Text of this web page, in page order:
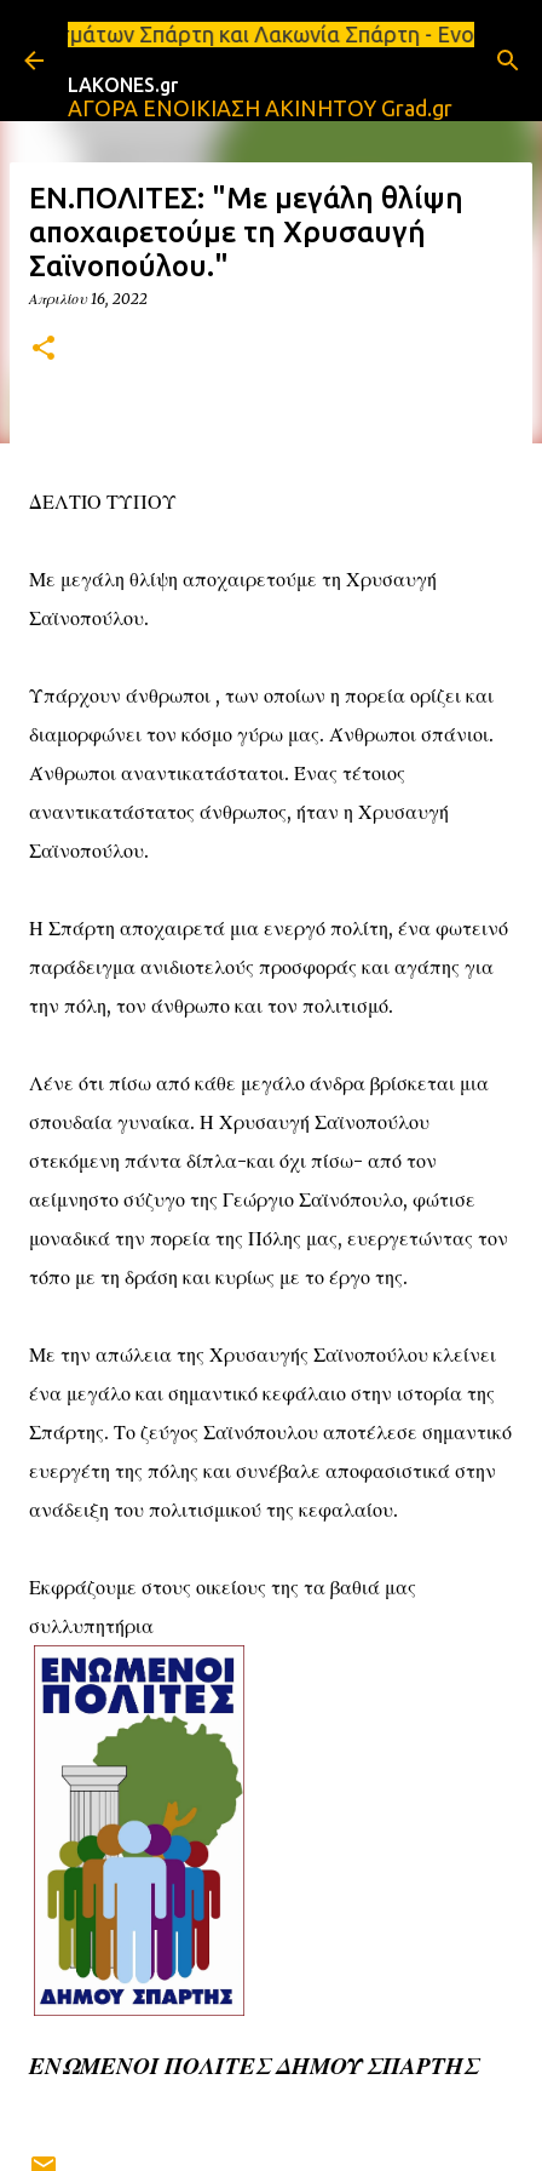
Μετάβαση στο κύριο περιεχόμενο
και Λακωνία Σπάρτη - Ενοικιάζεται
LAKONES.gr
ΑΓΟΡΑ ΕΝΟΙΚΙΑΣΗ ΑΚΙΝΗΤΟΥ Grad.gr
ΕΝ.ΠΟΛΙΤΕΣ: "Με μεγάλη θλίψη
αποχαιρετούμε τη Χρυσαυγή
Σαϊνοπούλου."
Απριλίου 16, 2022
ΔΕΛΤΙΟ ΤΥΠΟΥ
Με μεγάλη θλίψη αποχαιρετούμε τη Χρυσαυγή
Σαϊνοπούλου.
Υπάρχουν άνθρωποι , των οποίων η πορεία ορίζει και
διαμορφώνει τον κόσμο γύρω μας. Άνθρωποι σπάνιοι.
Άνθρωποι αναντικατάστατοι. Ένας τέτοιος
αναντικατάστατος άνθρωπος, ήταν η Χρυσαυγή
Σαϊνοπούλου.
Η Σπάρτη αποχαιρετά μια ενεργό πολίτη, ένα φωτεινό
παράδειγμα ανιδιοτελούς προσφοράς και αγάπης για
την πόλη, τον άνθρωπο και τον πολιτισμό.
Λένε ότι πίσω από κάθε μεγάλο άνδρα βρίσκεται μια
σπουδαία γυναίκα. Η Χρυσαυγή Σαϊνοπούλου
στεκόμενη πάντα δίπλα-και όχι πίσω- από τον
αείμνηστο σύζυγο της Γεώργιο Σαϊνόπουλο, φώτισε
μοναδικά την πορεία της Πόλης μας, ευεργετώντας τον
τόπο με τη δράση και κυρίως με το έργο της.
Με την απώλεια της Χρυσαυγής Σαϊνοπούλου κλείνει
ένα μεγάλο και σημαντικό κεφάλαιο στην ιστορία της
Σπάρτης. Το ζεύγος Σαϊνόπουλου αποτέλεσε σημαντικό
ευεργέτη της πόλης και συνέβαλε αποφασιστικά στην
ανάδειξη του πολιτισμικού της κεφαλαίου.
Εκφράζουμε στους οικείους της τα βαθιά μας
συλλυπητήρια
ΕΝΩΜΕΝΟΙ ΠΟΛΙΤΕΣ ΔΗΜΟΥ ΣΠΑΡΤΗΣ